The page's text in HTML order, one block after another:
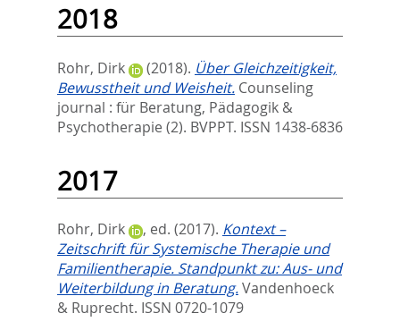
2018
Rohr, Dirk (2018). Über Gleichzeitigkeit,
Bewusstheit und Weisheit. Counseling
journal : für Beratung, Pädagogik &
Psychotherapie (2). BVPPT. ISSN 1438-6836
2017
Rohr, Dirk , ed. (2017). Kontext –
Zeitschrift für Systemische Therapie und
Familientherapie. Standpunkt zu: Aus- und
Weiterbildung in Beratung.Vandenhoeck
& Ruprecht. ISSN 0720-1079